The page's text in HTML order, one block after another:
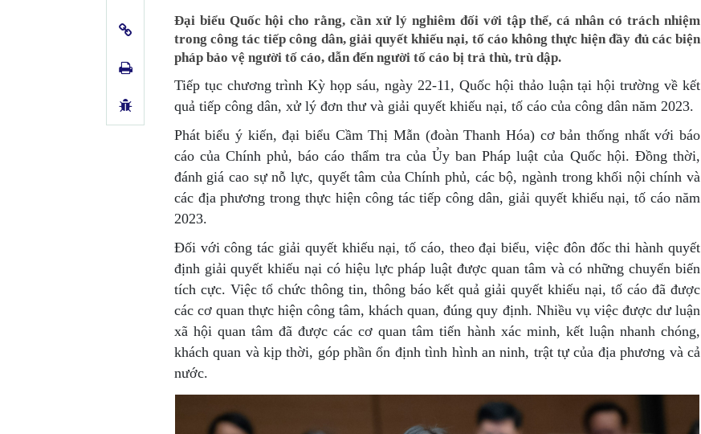
Đại biểu Quốc hội cho rằng, cần xử lý nghiêm đối với tập thể, cá nhân có trách nhiệm
trong công tác tiếp công dân, giải quyết khiếu nại, tố cáo không thực hiện đầy đủ các biện
pháp bảo vệ người tố cáo, dẫn đến người tố cáo bị trả thù, trù dập.
Tiếp tục chương trình Kỳ họp sáu, ngày 22-11, Quốc hội thảo luận tại hội trường về kết
quả tiếp công dân, xử lý đơn thư và giải quyết khiếu nại, tố cáo của công dân năm 2023.
Phát biểu ý kiến, đại biểu Cầm Thị Mẫn (đoàn Thanh Hóa) cơ bản thống nhất với báo
cáo của Chính phủ, báo cáo thẩm tra của Ủy ban Pháp luật của Quốc hội. Đồng thời,
đánh giá cao sự nỗ lực, quyết tâm của Chính phủ, các bộ, ngành trong khối nội chính và
các địa phương trong thực hiện công tác tiếp công dân, giải quyết khiếu nại, tố cáo năm
2023.
Đối với công tác giải quyết khiếu nại, tố cáo, theo đại biểu, việc đôn đốc thi hành quyết
định giải quyết khiếu nại có hiệu lực pháp luật được quan tâm và có những chuyển biến
tích cực. Việc tổ chức thông tin, thông báo kết quả giải quyết khiếu nại, tố cáo đã được
các cơ quan thực hiện công tâm, khách quan, đúng quy định. Nhiều vụ việc được dư luận
xã hội quan tâm đã được các cơ quan tâm tiến hành xác minh, kết luận nhanh chóng,
khách quan và kịp thời, góp phần ổn định tình hình an ninh, trật tự của địa phương và cả
nước.